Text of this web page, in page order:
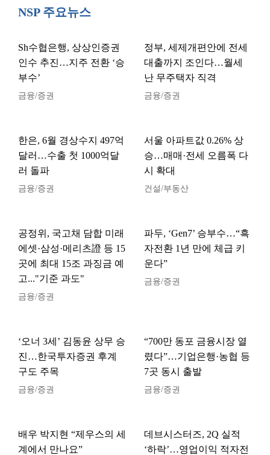
NSP 주요뉴스
Sh수협은행, 상상인증권
인수 추진…지주 전환 ‘승
부수’
금융/증권
정부, 세제개편안에 전세
대출까지 조인다…월세
난 무주택자 직격
금융/증권
한은, 6월 경상수지 497억
달러…수출 첫 1000억달
러 돌파
금융/증권
서울 아파트값 0.26% 상
승…매매·전세 오름폭 다
시 확대
건설/부동산
공정위, 국고채 담합 미래
에셋·삼성·메리츠證 등 15
곳에 최대 15조 과징금 예
고..."기준 과도"
금융/증권
파두, ‘Gen7’ 승부수…“흑
자전환 1년 만에 체급 키
운다”
금융/증권
‘오너 3세’ 김동윤 상무 승
진…한국투자증권 후계
구도 주목
금융/증권
“700만 동포 금융시장 열
렸다”…기업은행·농협 등
7곳 동시 출발
금융/증권
배우 박지현 “제우스의 세
계에서 만나요”
데브시스터즈, 2Q 실적
‘하락’…영업이익 적자전